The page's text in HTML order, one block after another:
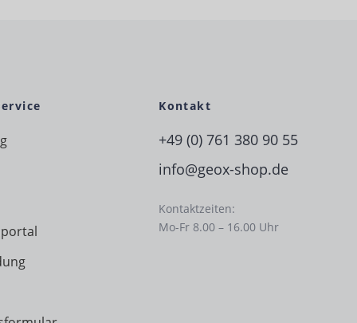
Kontakt
+49 (0) 761 380 90 55
info@geox-shop.de
Kontaktzeiten:
Mo-Fr 8.00 – 16.00 Uhr